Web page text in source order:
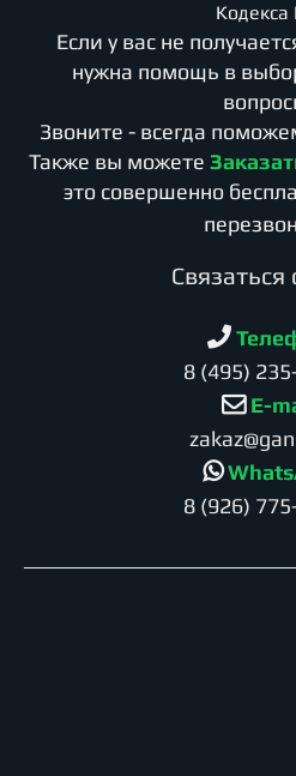
Кодекса
Если у вас не
нужна помощь в
Звоните - всегда
Также вы можете
это совершенно
8 (495)
E-
8 (926)